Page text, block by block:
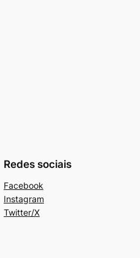
Redes sociais
Facebook
Instagram
Twitter/X